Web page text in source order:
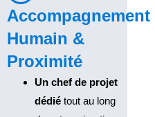
Accompagnement
Humain &
Proximité
Un chef de projet
dédié tout au long